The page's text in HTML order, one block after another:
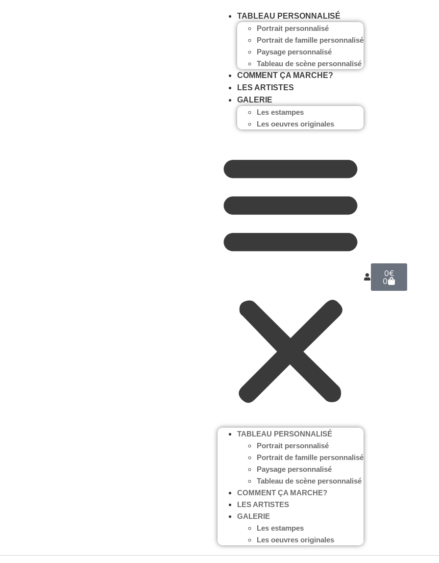
TABLEAU PERSONNALISÉ
Portrait personnalisé
Portrait de famille personnalisé
Paysage personnalisé
Tableau de scène personnalisé
COMMENT ÇA MARCHE?
LES ARTISTES
GALERIE
Les estampes
Les oeuvres originales
TABLEAU PERSONNALISÉ
Portrait personnalisé
Portrait de famille personnalisé
Paysage personnalisé
Tableau de scène personnalisé
COMMENT ÇA MARCHE?
LES ARTISTES
GALERIE
Les estampes
Les oeuvres originales
0€
0